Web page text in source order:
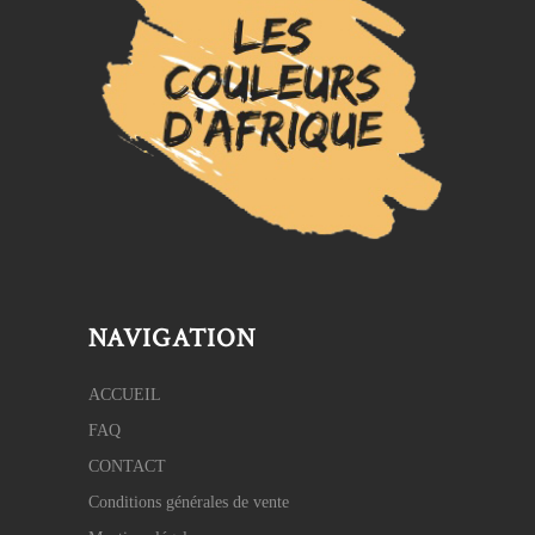
NAVIGATION
ACCUEIL
FAQ
CONTACT
Conditions générales de vente